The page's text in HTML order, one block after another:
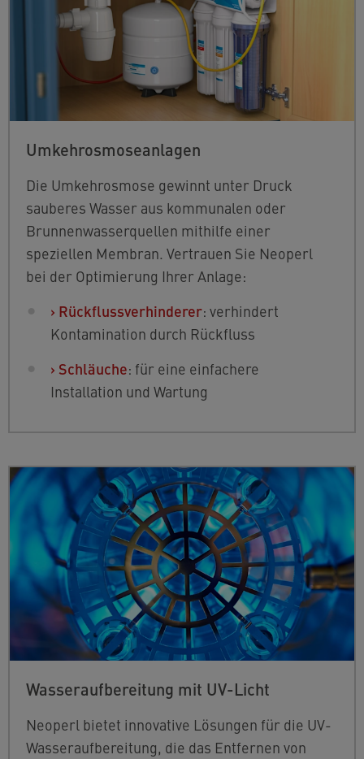
Umkehrosmoseanlagen
Die Umkehrosmose gewinnt unter Druck
sauberes Wasser aus kommunalen oder
Brunnenwasserquellen mithilfe einer
speziellen Membran. Vertrauen Sie Neoperl
bei der Optimierung Ihrer Anlage:
› Rückflussverhinderer: verhindert
Kontamination durch Rückfluss
› Schläuche: für eine einfachere
Installation und Wartung
Wasseraufbereitung mit UV-Licht
Neoperl bietet innovative Lösungen für die UV-
Wasseraufbereitung, die das Entfernen von